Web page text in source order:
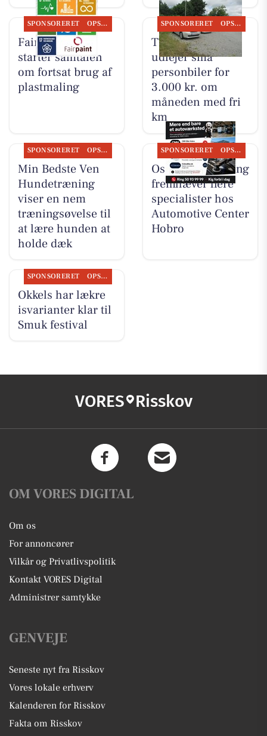
SPONSORERET OPSLAGSTAVLEN
Fairpaint ApS
starter samtalen
om fortsat brug af
plastmaling
SPONSORERET OPSLAGSTAVLEN
TT CARS ApS
udlejer små
personbiler for
3.000 kr. om
måneden med fri
km
SPONSORERET OPSLAGSTAVLEN
Min Bedste Ven
Hundetræning
viser en nem
træningsøvelse til
at lære hunden at
holde dæk
SPONSORERET OPSLAGSTAVLEN
Oscar Biludlejning
fremhæver flere
specialister hos
Automotive Center
Hobro
SPONSORERET OPSLAGSTAVLEN
Okkels har lækre
isvarianter klar til
Smuk festival
VORES Risskov
OM VORES DIGITAL
Om os
For annoncører
Vilkår og Privatlivspolitik
Kontakt VORES Digital
Administrer samtykke
GENVEJE
Seneste nyt fra Risskov
Vores lokale erhverv
Kalenderen for Risskov
Fakta om Risskov